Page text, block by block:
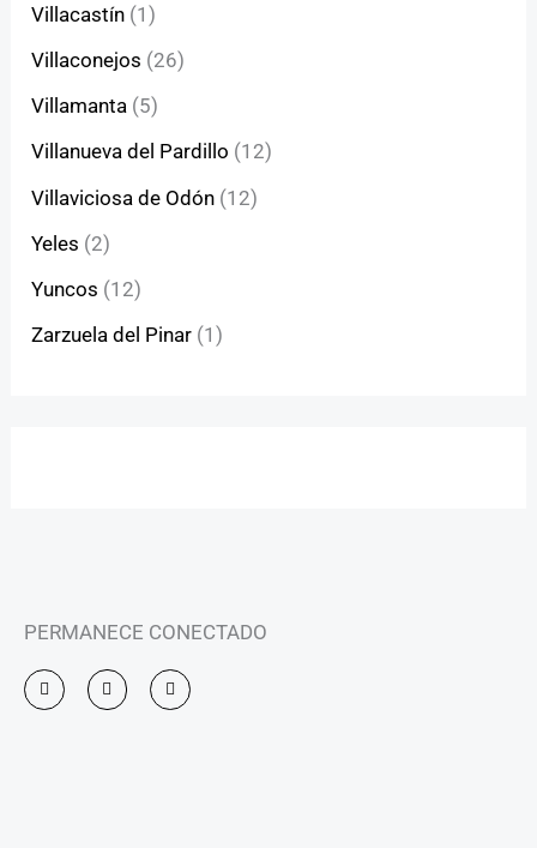
Villacastín (1)
Villaconejos (26)
Villamanta (5)
Villanueva del Pardillo (12)
Villaviciosa de Odón (12)
Yeles (2)
Yuncos (12)
Zarzuela del Pinar (1)
PERMANECE CONECTADO
I
n
s
F
a
c
Y
o
u